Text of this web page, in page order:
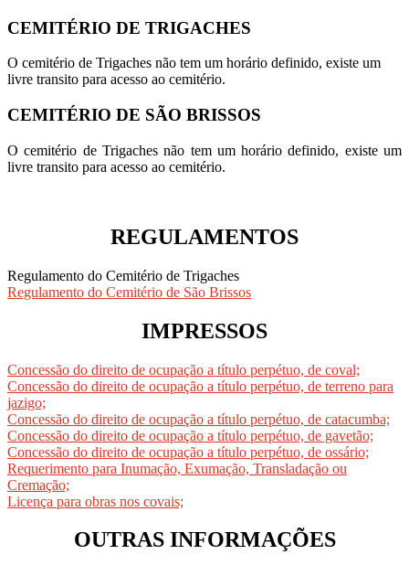
CEMITÉRIO DE TRIGACHES
O cemitério de Trigaches não tem um horário definido, existe um
livre transito para acesso ao cemitério.
CEMITÉRIO DE SÃO BRISSOS
O cemitério de Trigaches não tem um horário definido, existe um
livre transito para acesso ao cemitério.
REGULAMENTOS
Regulamento do Cemitério de Trigaches
Regulamento do Cemitério de São Brissos
IMPRESSOS
Concessão do direito de ocupação a título perpétuo, de coval;
Concessão do direito de ocupação a título perpétuo, de terreno para
jazigo;
Concessão do direito de ocupação a título perpétuo, de catacumba;
Concessão do direito de ocupação a título perpétuo, de gavetão;
Concessão do direito de ocupação a título perpétuo, de ossário;
Requerimento para Inumação, Exumação, Transladação ou
Cremação;
Licença para obras nos covais;
OUTRAS INFORMAÇÕES